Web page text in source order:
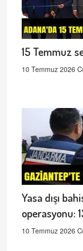
15 Temmuz
10 Temmuz 2026
Yasa dışı
operasyonu:
10 Temmuz 2026